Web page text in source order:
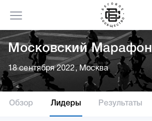
Московский Марафон
18 сентября 2022, Москва
Обзор Лидеры Результаты